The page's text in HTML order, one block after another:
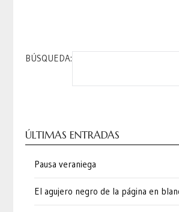
BÚSQUEDA:
ÚLTIMAS ENTRADAS
Pausa veraniega
El agujero negro de la página en